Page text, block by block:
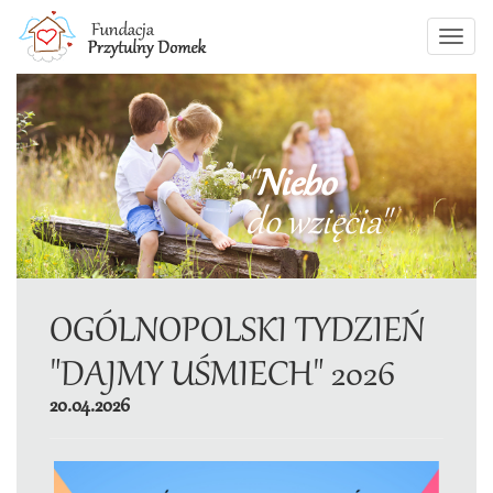
"Niebo
do wzięcia"
OGÓLNOPOLSKI TYDZIEŃ
"DAJMY UŚMIECH" 2026
20.04.2026